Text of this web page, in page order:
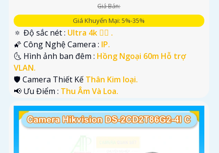
Giá Bán:
Giá Khuyến Mại: 5%-35%
🔅 Độ sắc nét : Ultra 4k 👍🏾 .
🌠 Công Nghệ Camera : IP.
🌜 Hình ảnh ban đêm : Hồng Ngoại 60m Hỗ trợ
VLAN.
🛡 Camera Thiết Kế Thân Kim loại.
️📢 Ưu Điểm : Thu Âm Và Loa.